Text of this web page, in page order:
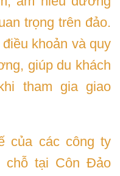
trọng trên đảo.
khoản và quy
giúp du khách
tham gia giao
của các công ty
chỗ tại Côn Đảo